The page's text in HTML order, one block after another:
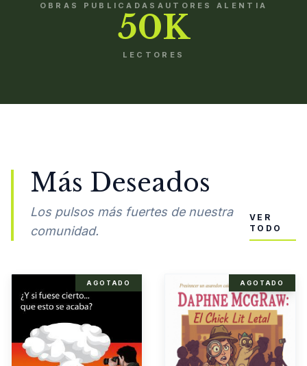
OBRAS PUBLICADAS AUTORES ALENTIA
50K
LECTORES
Más Deseados
Los pulsos más fuertes de nuestra
comunidad.
VER
TODO
AGOTADO AGOTADO